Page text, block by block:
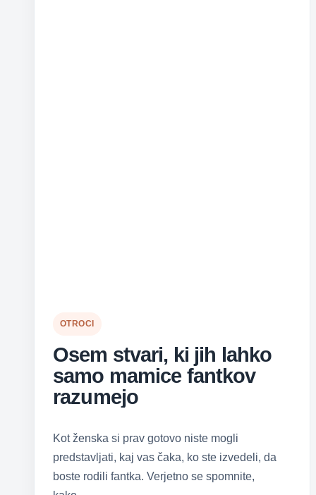
OTROCI
Osem stvari, ki jih lahko
samo mamice fantkov
razumejo
Kot ženska si prav gotovo niste mogli
predstavljati, kaj vas čaka, ko ste izvedeli, da
boste rodili fantka. Verjetno se spomnite,